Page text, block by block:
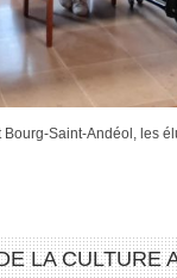
Bourg-Saint-Andéol, les
LA CULTURE